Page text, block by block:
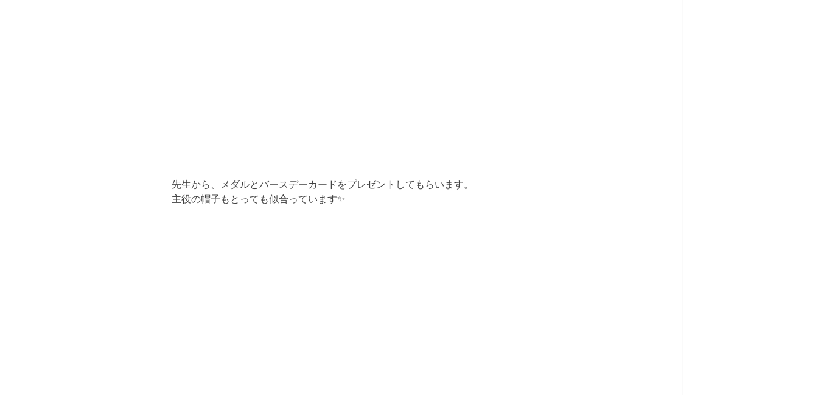
先生から、メダルとバースデーカードをプレゼントしてもらいます。
主役の帽子もとっても似合っています✨